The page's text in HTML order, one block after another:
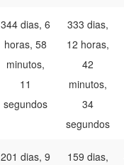
344 dias, 6
horas, 58
minutos,
11
segundos
333 dias,
12 horas,
42
minutos,
34
segundos
201 dias, 9
159 dias,